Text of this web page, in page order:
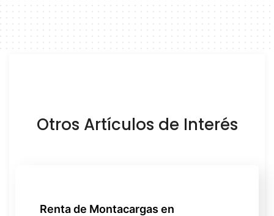
Otros Artículos de Interés
Renta de Montacargas en